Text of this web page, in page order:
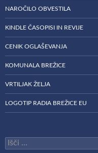
NAROČILO OBVESTILA
KINDLE ČASOPISI IN REVIJE
CENIK OGLAŠEVANJA
KOMUNALA BREŽICE
VRTILJAK ŽELJA
LOGOTIP RADIA BREŽICE EU
Išči: